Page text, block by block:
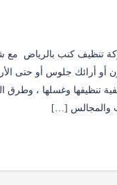
تنظيف كنب بالرياض مع
أو أرائك جلوس أو حتى
تنظيفها وغسلها ،
والمجالس […]